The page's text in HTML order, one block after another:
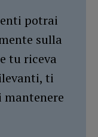
potrai
sulla
tu riceva
ti